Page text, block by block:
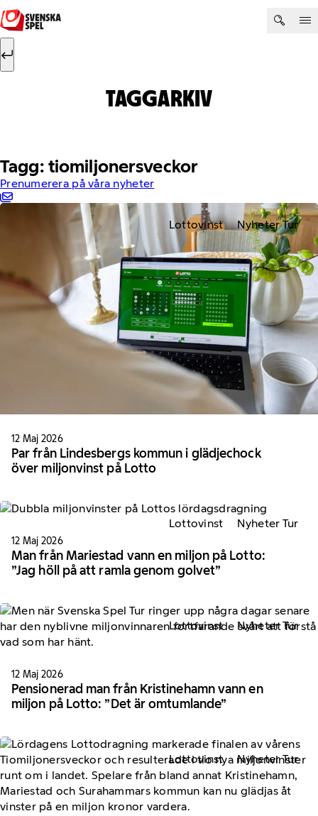
Hoppa till innehåll
Sök efter:
TAGGARKIV
Tagg: tiomiljonersveckor
Prenumerera på våra nyheter
Lottovinst Nyheter Tur
12 Maj 2026
Par från Lindesbergs kommun i glädjechock
över miljonvinst på Lotto
Lottovinst Nyheter Tur
12 Maj 2026
Man från Mariestad vann en miljon på Lotto:
”Jag höll på att ramla genom golvet”
Lottovinst Nyheter Tur
12 Maj 2026
Pensionerad man från Kristinehamn vann en
miljon på Lotto: ”Det är omtumlande”
Lottovinst Nyheter Tur